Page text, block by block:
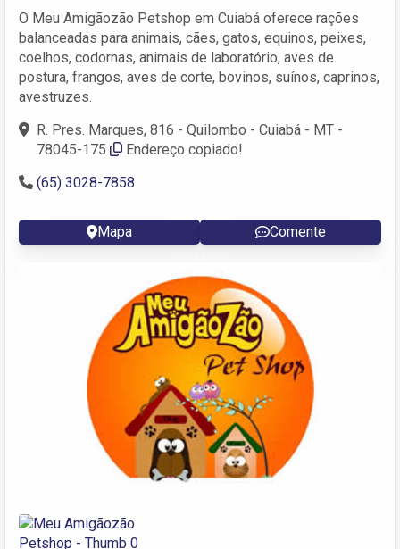
O Meu Amigãozão Petshop em Cuiabá oferece rações
balanceadas para animais, cães, gatos, equinos, peixes,
coelhos, codornas, animais de laboratório, aves de
postura, frangos, aves de corte, bovinos, suínos, caprinos,
avestruzes.
R. Pres. Marques, 816 - Quilombo - Cuiabá - MT -
78045-175
Endereço copiado!
(65) 3028-7858
Mapa Comente